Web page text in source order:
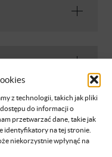
z technologii, takich jak pliki
do informacji o
przetwarzać dane, takie jak
identyfikatory na tej stronie.
niekorzystnie wpłynąć na
kryteriów.